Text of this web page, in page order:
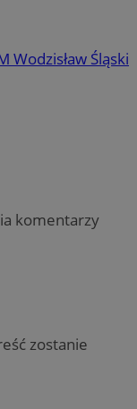
Wodzisław Śląski
komentarzy
zostanie